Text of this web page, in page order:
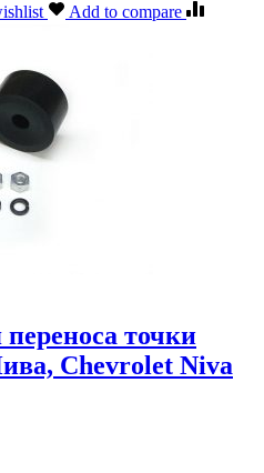
Add to compare
точки
Chevrolet Niva